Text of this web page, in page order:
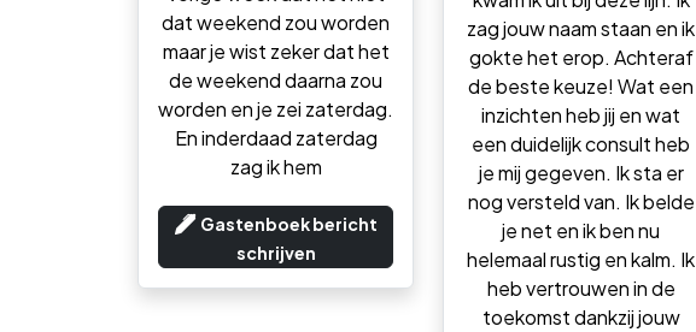
dat weekend zou worden
maar je wist zeker dat het
de weekend daarna zou
worden en je zei zaterdag.
En inderdaad zaterdag
zag ik hem
Gastenboek bericht
schrijven
zag jouw naam staan en ik
gokte het erop. Achteraf
de beste keuze! Wat een
inzichten heb jij en wat
een duidelijk consult heb
je mij gegeven. Ik sta er
nog versteld van. Ik belde
je net en ik ben nu
helemaal rustig en kalm. Ik
heb vertrouwen in de
toekomst dankzij jouw